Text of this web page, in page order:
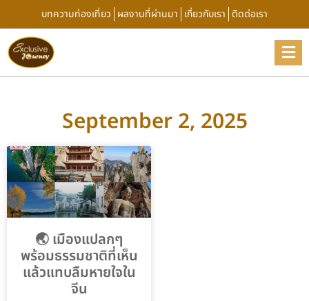
บทความท่องเที่ยว ผลงานที่ผ่านมา เกี่ยวกับเรา ติดต่อเรา
September 2, 2025
🌏 เมืองแปลกๆ
พร้อมธรรมชาติที่เห็น
แล้วแทบลืมหายใจใน
จีน